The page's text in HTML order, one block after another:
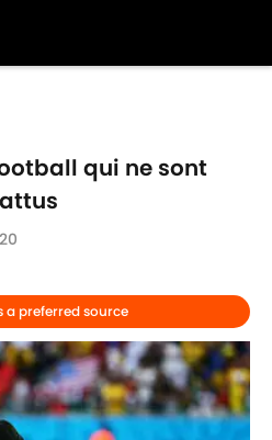
qui ne sont
a preferred source